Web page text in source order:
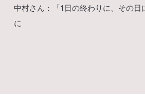
中村さん：「1日の終わりに、その日
に